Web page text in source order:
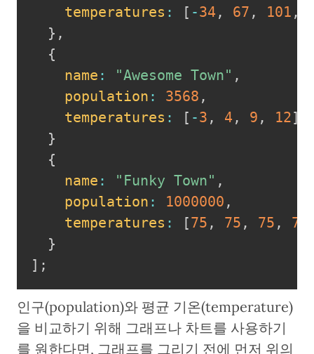
temperatures : [ -34 , 67 , 101 ,
} ,
{
name : "Awesome Town" ,
population : 3568 ,
temperatures : [ -3 , 4 , 9 , 12]
}
{
name : "Funky Town" ,
population : 1000000 ,
temperatures : [75 , 75 , 75 , 75
}
] ;
인구(population)와 평균 기온(temperature)
을 비교하기 위해 그래프나 차트를 사용하기
를 원한다면, 그래프를 그리기 전에 먼저 위의